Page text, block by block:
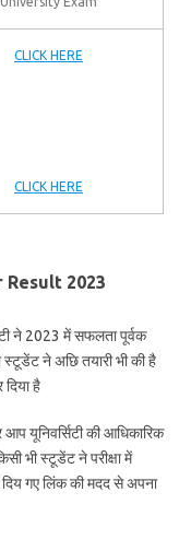
CLICK HERE
CLICK HERE
Result 2023
ने 2023 में सफलता पूर्वक
ने अछि तयारी भी की है
दिया है
यूनिवर्सिटी की आधिकारिक
भी स्टूडेंट ने परीक्षा में
दिय गए लिंक की मदद से अपना